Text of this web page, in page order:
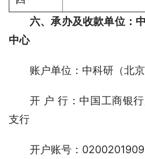
六、承办及收款单位：
中心
账户单位：中科研（北
开 户 行：中国工商银
支行
开户账号：